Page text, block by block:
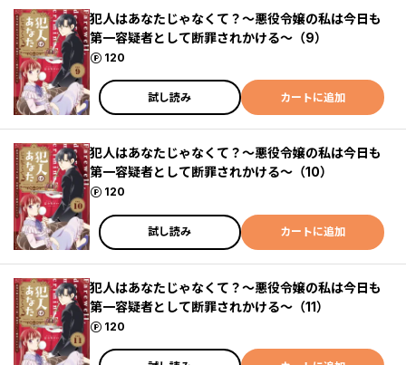
犯人はあなたじゃなくて？～悪役令嬢の私は今日も
第一容疑者として断罪されかける～（9）
120
ポイント
試し読み カートに追加
犯人はあなたじゃなくて？～悪役令嬢の私は今日も
第一容疑者として断罪されかける～（10）
120
ポイント
試し読み カートに追加
犯人はあなたじゃなくて？～悪役令嬢の私は今日も
第一容疑者として断罪されかける～（11）
120
ポイント